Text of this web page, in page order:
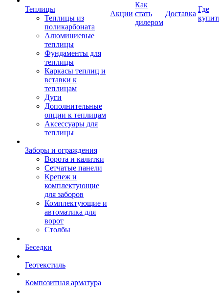
Теплицы
Теплицы из
поликарбоната
Алюминиевые
теплицы
Фундаменты для
теплицы
Каркасы теплиц и
вставки к
теплицам
Дуги
Дополнительные
опции к теплицам
Аксессуары для
теплицы
Заборы и ограждения
Ворота и калитки
Сетчатые панели
Крепеж и
комплектующие
для заборов
Комплектующие и
автоматика для
ворот
Столбы
Беседки
Геотекстиль
Композитная арматура
Акции
Как
стать
дилером
Доставка
Где